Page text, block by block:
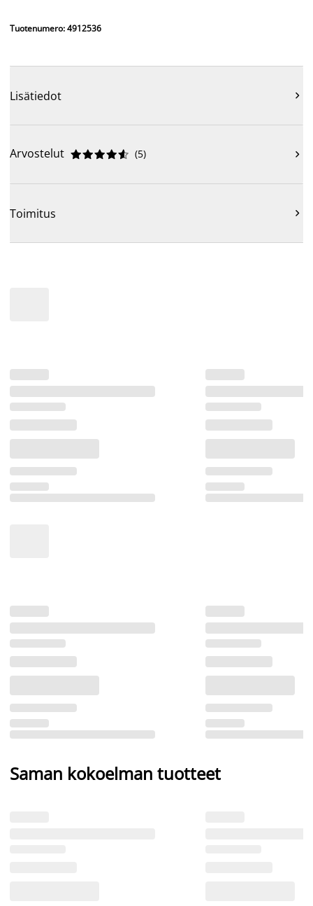
Tuotenumero: 4912536
Lisätiedot 
Arvostelut 




 (5) 
Toimitus 
Saman kokoelman tuotteet